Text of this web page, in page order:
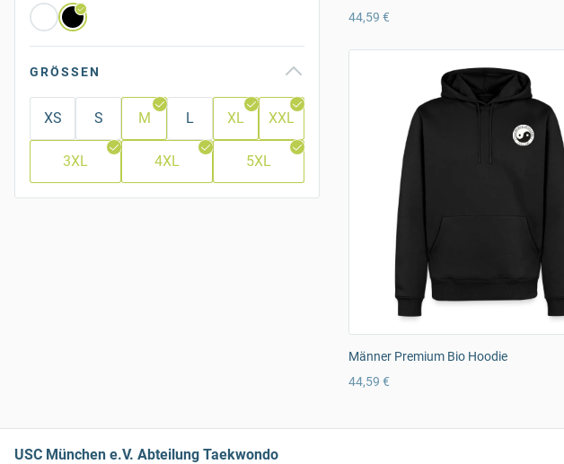
GRÖSSEN
XS S M L XL XXL
3XL 4XL 5XL
44,59 €
Männer Premium Bio Hoodie
44,59 €
USC München e.V. Abteilung Taekwondo